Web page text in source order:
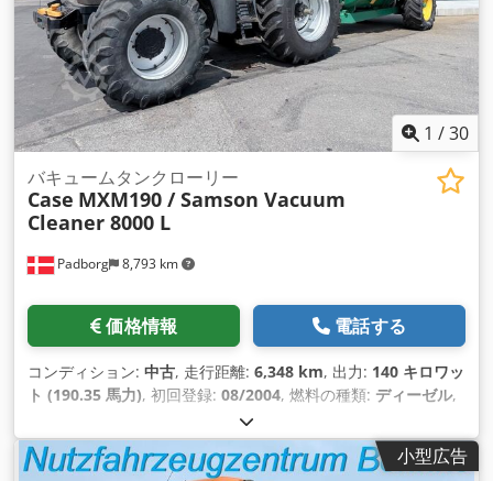
1 /30
Padborg 8,793 km
バキュームタンクローリー
Case MXM190 / Samson Vacuum
Cleaner 8000 L
価格情報 電話する
コンディション: 中古, 走行距離: 6,348 km, 出力: 140 キロワッ
ト (190.35 馬力), 初回登録: 08/2004, 燃料の種類: ディーゼル,
小型広告